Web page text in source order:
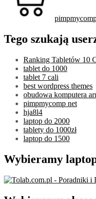
Tego szukają
Ranking Tabletów 10
tablet do 1000
tablet 7 cali
best wordpress themes
obudowa komputera
pimpmycomp net
hja8l4
laptop do 2000
tablety do 1000zł
laptop do 1500
Wybieramy